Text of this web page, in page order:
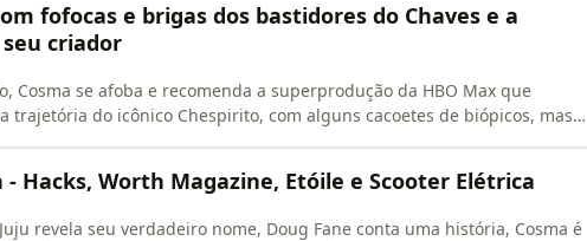
fofocas e brigas dos bastidores do Chaves e a
criador
Cosma se afoba e recomenda a superprodução da HBO Max que
trajetória do icônico Chespirito, com alguns cacoetes de biópicos, mas
- Hacks, Worth Magazine, Etóile e Scooter Elétrica
revela seu verdadeiro nome, Doug Fane conta uma história, Cosma é